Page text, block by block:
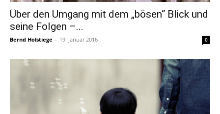
Über den Umgang mit dem „bösen“ Blick und
seine Folgen –...
Bernd Holstiege - 19. Januar 2016 0